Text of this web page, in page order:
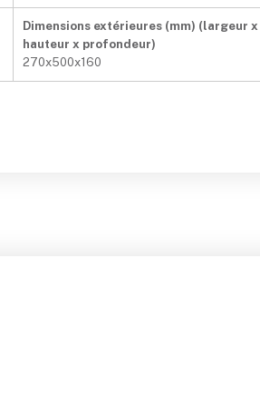
Dimensions extérieures (mm) (largeur x
hauteur x profondeur)
270x500x160